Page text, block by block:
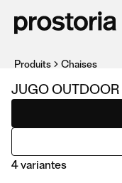
JUGO
4 variantes
Produits Chaises